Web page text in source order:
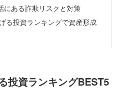
にある詐欺リスクと対策
る投資ランキングで資産形成
投資ランキングBEST5